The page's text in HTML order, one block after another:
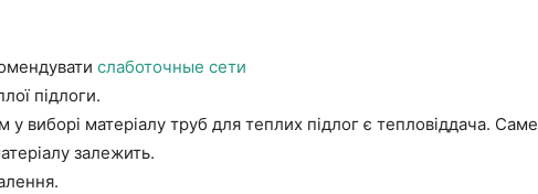
слаботочные сети
підлоги.
виборі матеріалу труб для теплих підлог є тепловіддача. Саме
залежить.